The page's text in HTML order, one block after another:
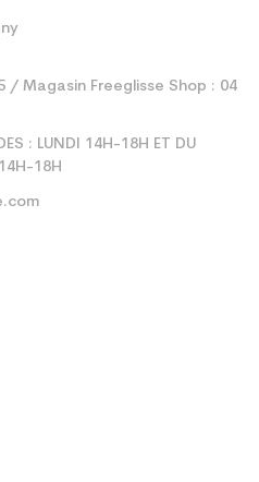
/ Magasin Freeglisse Shop : 04
: LUNDI 14H-18H ET DU
18H